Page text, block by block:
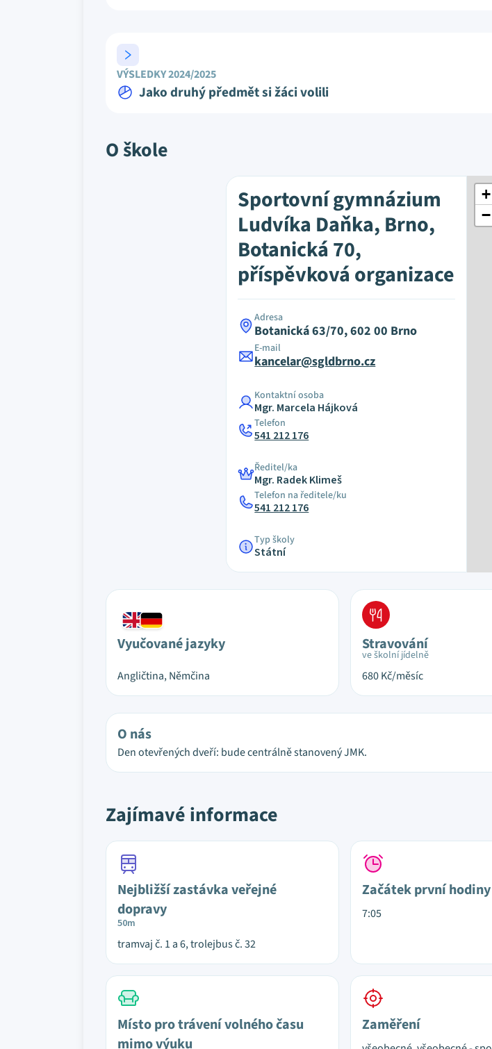
VÝSLEDKY 2024/2025
Jako druhý předmět si žáci volili
O škole
Sportovní gymnázium
Ludvíka Daňka, Brno,
Botanická 70,
příspěvková organizace
Adresa
Botanická 63/70, 602 00 Brno
E-mail
kancelar@sgldbrno.cz
Kontaktní osoba
Mgr. Marcela Hájková
Telefon
541 212 176
Ředitel/ka
Mgr. Radek Klimeš
Telefon na ředitele/ku
541 212 176
Typ školy
Státní
+
−
Vyučované jazyky
Angličtina, Němčina
Stravování
ve školní jídelně
680Kč/měsíc
O nás
Den otevřených dveří: bude centrálně stanovený JMK.
Zajímavé informace
Nejbližší zastávka veřejné
dopravy
50m
tramvaj č. 1 a 6, trolejbus č. 32
Začátek první hodiny
7:05
Místo pro trávení volného času
mimo výuku
Zaměření